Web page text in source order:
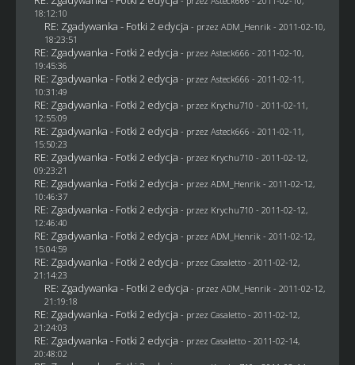
18:12:10
RE: Zgadywanka - Fotki 2 edycja - przez ADM_Henrik - 2011-02-10,
18:23:51
RE: Zgadywanka - Fotki 2 edycja - przez Asteck666 - 2011-02-10,
19:45:36
RE: Zgadywanka - Fotki 2 edycja - przez Asteck666 - 2011-02-11,
10:31:49
RE: Zgadywanka - Fotki 2 edycja - przez Krychu710 - 2011-02-11,
12:55:09
RE: Zgadywanka - Fotki 2 edycja - przez Asteck666 - 2011-02-11,
15:50:23
RE: Zgadywanka - Fotki 2 edycja - przez Krychu710 - 2011-02-12,
09:23:21
RE: Zgadywanka - Fotki 2 edycja - przez ADM_Henrik - 2011-02-12,
10:46:37
RE: Zgadywanka - Fotki 2 edycja - przez Krychu710 - 2011-02-12,
12:46:40
RE: Zgadywanka - Fotki 2 edycja - przez ADM_Henrik - 2011-02-12,
15:04:59
RE: Zgadywanka - Fotki 2 edycja - przez Casaletto- 2011-02-12,
21:14:23
RE: Zgadywanka - Fotki 2 edycja - przez ADM_Henrik - 2011-02-12,
21:19:18
RE: Zgadywanka - Fotki 2 edycja - przez Casaletto- 2011-02-12,
21:24:03
RE: Zgadywanka - Fotki 2 edycja - przez Casaletto- 2011-02-14,
20:48:02